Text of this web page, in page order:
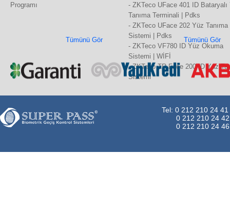
Programı
Tümünü Gör
- ZKTeco UFace 401 ID Bataryalı
Tanıma Terminali | Pdks
- ZKTeco UFace 202 Yüz Tanıma
Sistemi | Pdks
- ZKTeco VF780 ID Yüz Okuma
Sistemi | WİFİ
- ZKTeco TR Face 200 ID Yüz
Sistemi
Tümünü Gör
Tel: 0 212 210 24 41
0 212 210 24 42
0 212 210 24 46